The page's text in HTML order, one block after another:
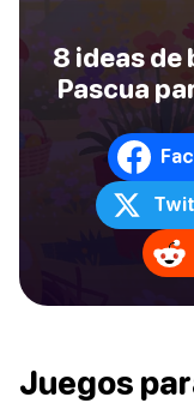
8 ideas de
Pascua
Juegos